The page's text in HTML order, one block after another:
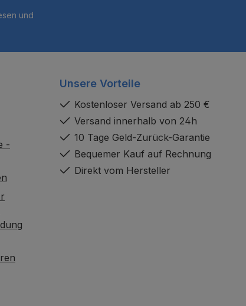
und
-
Unsere Vorteile
Kostenloser Versand ab 250 €
Versand innerhalb von 24h
10 Tage Geld-Zurück-Garantie
Bequemer Kauf auf Rechnung
Direkt vom Hersteller